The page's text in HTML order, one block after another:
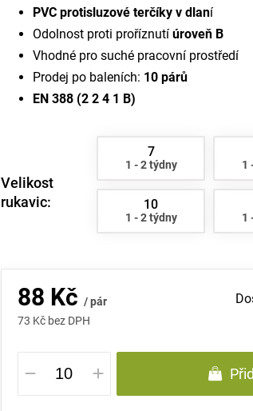
PVC protisluzové terčíky v dlaní
Odolnost proti proříznutí úroveň B
Vhodné pro suché pracovní prostředí
Prodej po baleních: 10 párů
EN 388 (2 2 4 1 B)
Velikost
rukavic:
7
1 - 2 týdny 1
10
1 - 2 týdny 1
88 Kč / pár
73 Kč bez DPH
Měrná
cena: